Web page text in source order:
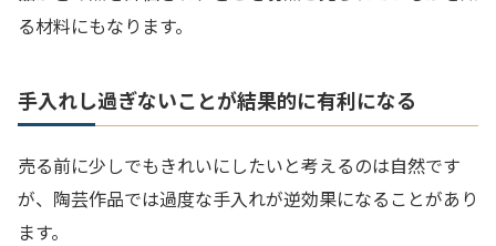
る材料にもなります。
手入れし過ぎないことが結果的に有利になる
売る前に少しでもきれいにしたいと考えるのは自然です
が、陶芸作品では過度な手入れが逆効果になることがあり
ます。